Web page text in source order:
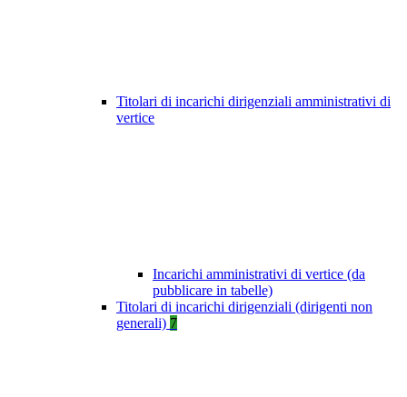
Titolari di incarichi dirigenziali amministrativi di
vertice
Incarichi amministrativi di vertice (da
pubblicare in tabelle)
Titolari di incarichi dirigenziali (dirigenti non
generali) 7